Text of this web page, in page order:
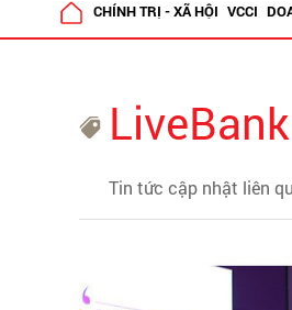
CHÍNH TRỊ - XÃ HỘI VCCI
Tin tức cập nhật liên